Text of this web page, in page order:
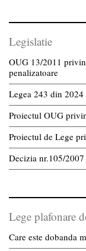
Legislatie
OUG 13/2011
penalizatoare
Legea 243 din
Proiectul OUG
Proiectul de Lege
Decizia nr.105/
Lege plafonare
Care este dobanda